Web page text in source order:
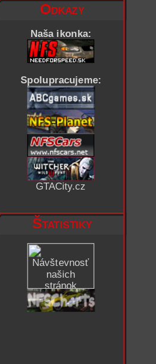
Odkazy
Naša ikonka:
Spolupracujeme:
GTACity.cz
Štatistiky